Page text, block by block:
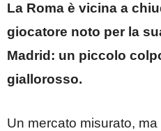
La Roma è vicina a
giocatore noto per la
Madrid: un piccolo
giallorosso.
Un mercato misurato,